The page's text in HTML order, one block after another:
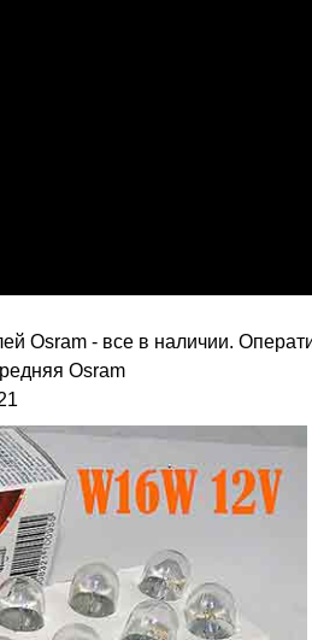
Osram - все в наличии.
Osram